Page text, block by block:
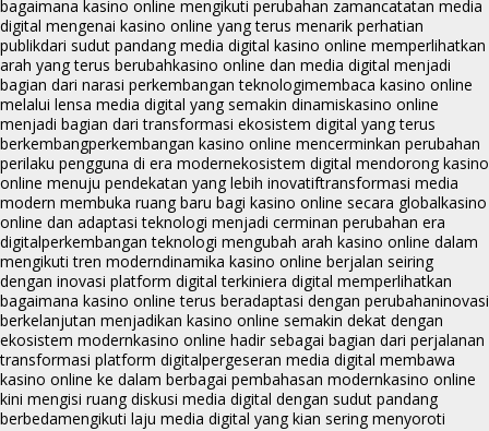
bagaimana kasino online mengikuti perubahan zamancatatan media
digital mengenai kasino online yang terus menarik perhatian
publikdari sudut pandang media digital kasino online memperlihatkan
arah yang terus berubahkasino online dan media digital menjadi
bagian dari narasi perkembangan teknologimembaca kasino online
melalui lensa media digital yang semakin dinamiskasino online
menjadi bagian dari transformasi ekosistem digital yang terus
berkembangperkembangan kasino online mencerminkan perubahan
perilaku pengguna di era modernekosistem digital mendorong kasino
online menuju pendekatan yang lebih inovatiftransformasi media
modern membuka ruang baru bagi kasino online secara globalkasino
online dan adaptasi teknologi menjadi cerminan perubahan era
digitalperkembangan teknologi mengubah arah kasino online dalam
mengikuti tren moderndinamika kasino online berjalan seiring
dengan inovasi platform digital terkiniera digital memperlihatkan
bagaimana kasino online terus beradaptasi dengan perubahaninovasi
berkelanjutan menjadikan kasino online semakin dekat dengan
ekosistem modernkasino online hadir sebagai bagian dari perjalanan
transformasi platform digitalpergeseran media digital membawa
kasino online ke dalam berbagai pembahasan modernkasino online
kini mengisi ruang diskusi media digital dengan sudut pandang
berbedamengikuti laju media digital yang kian sering menyoroti